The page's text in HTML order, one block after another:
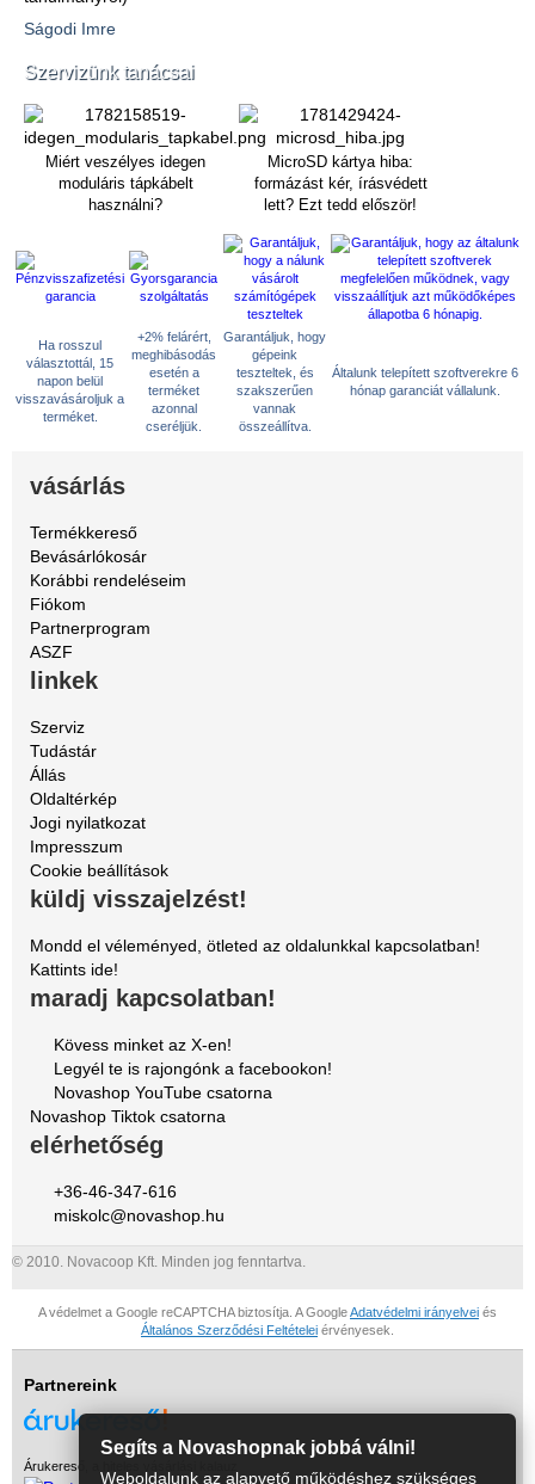
Ságodi Imre
Szervizünk tanácsai
Miért veszélyes idegen
moduláris tápkábelt
használni?
MicroSD kártya hiba:
formázást kér, írásvédett
lett? Ezt tedd először!
Ha rosszul
választottál, 15
napon belül
visszavásároljuk a
terméket.
+2% felárért,
meghibásodás
esetén a
terméket
azonnal
cseréljük.
Garantáljuk, hogy
gépeink
teszteltek, és
szakszerűen
vannak
összeállítva.
Általunk telepített szoftverekre 6
hónap garanciát vállalunk.
vásárlás
Termékkereső
Bevásárlókosár
Korábbi rendeléseim
Fiókom
Partnerprogram
ASZF
linkek
Szerviz
Tudástár
Állás
Oldaltérkép
Jogi nyilatkozat
Impresszum
Cookie beállítások
küldj visszajelzést!
Mondd el véleményed, ötleted az oldalunkkal kapcsolatban!
Kattints ide!
maradj kapcsolatban!
Kövess minket az X-en!
Legyél te is rajongónk a facebookon!
Novashop YouTube csatorna
Novashop Tiktok csatorna
elérhetőség
+36-46-347-616
miskolc@novashop.hu
© 2010. Novacoop Kft. Minden jog fenntartva.
A védelmet a Google reCAPTCHA biztosítja. A GoogleAdatvédelmi irányelvei és
Általános Szerződési Feltételei érvényesek.
Partnereink
Árukereső, a hiteles vásárlási kalauz
Segíts a Novashopnak jobbá válni!
Weboldalunk az alapvető működéshez szükséges